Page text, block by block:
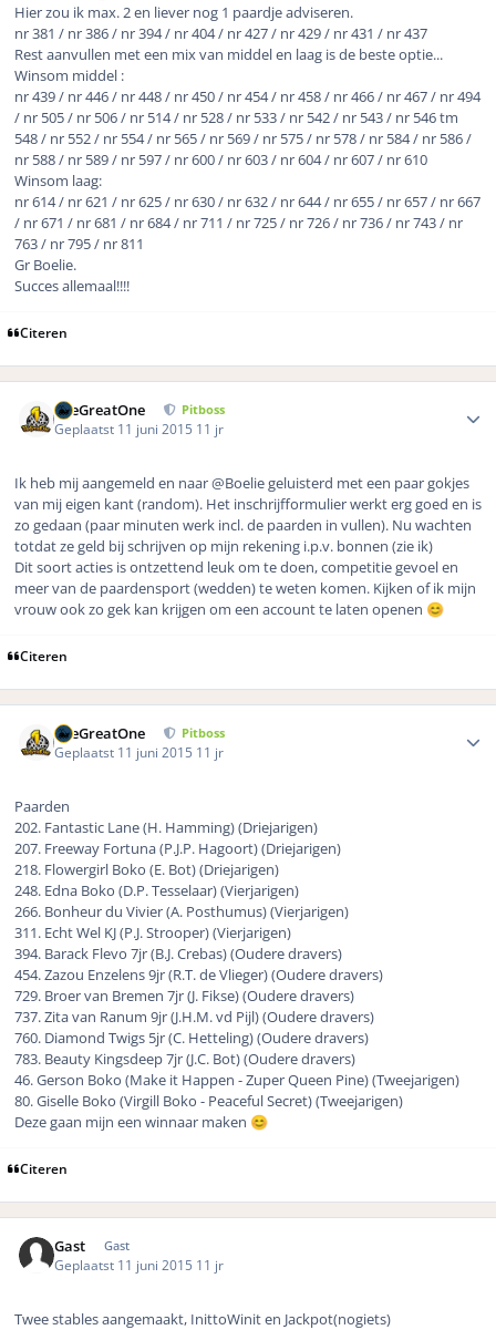
Hier zou ik max. 2 en liever nog 1 paardje adviseren.
nr 381 / nr 386 / nr 394 / nr 404 / nr 427 / nr 429 / nr 431 / nr 437
Rest aanvullen met een mix van middel en laag is de beste optie...
Winsom middel :
nr 439 / nr 446 / nr 448 / nr 450 / nr 454 / nr 458 / nr 466 / nr 467 / nr 494
/ nr 505 / nr 506 / nr 514 / nr 528 / nr 533 / nr 542 / nr 543 / nr 546 tm
548 / nr 552 / nr 554 / nr 565 / nr 569 / nr 575 / nr 578 / nr 584 / nr 586 /
nr 588 / nr 589 / nr 597 / nr 600 / nr 603 / nr 604 / nr 607 / nr 610
Winsom laag:
nr 614 / nr 621 / nr 625 / nr 630 / nr 632 / nr 644 / nr 655 / nr 657 / nr 667
/ nr 671 / nr 681 / nr 684 / nr 711 / nr 725 / nr 726 / nr 736 / nr 743 / nr
763 / nr 795 / nr 811
Gr Boelie.
Succes allemaal!!!!
Citeren
TheGreatOne Pitboss
Geplaatst 11 juni 2015 11 jr
Ik heb mij aangemeld en naar @Boelie geluisterd met een paar gokjes
van mij eigen kant (random). Het inschrijfformulier werkt erg goed en is
zo gedaan (paar minuten werk incl. de paarden in vullen). Nu wachten
totdat ze geld bij schrijven op mijn rekening i.p.v. bonnen (zie ik)
Dit soort acties is ontzettend leuk om te doen, competitie gevoel en
meer van de paardensport (wedden) te weten komen. Kijken of ik mijn
vrouw ook zo gek kan krijgen om een account te laten openen 😊
Citeren
TheGreatOne Pitboss
Geplaatst 11 juni 2015 11 jr
Paarden
202. Fantastic Lane (H. Hamming) (Driejarigen)
207. Freeway Fortuna (P.J.P. Hagoort) (Driejarigen)
218. Flowergirl Boko (E. Bot) (Driejarigen)
248. Edna Boko (D.P. Tesselaar) (Vierjarigen)
266. Bonheur du Vivier (A. Posthumus) (Vierjarigen)
311. Echt Wel KJ (P.J. Strooper) (Vierjarigen)
394. Barack Flevo 7jr (B.J. Crebas) (Oudere dravers)
454. Zazou Enzelens 9jr (R.T. de Vlieger) (Oudere dravers)
729. Broer van Bremen 7jr (J. Fikse) (Oudere dravers)
737. Zita van Ranum 9jr (J.H.M. vd Pijl) (Oudere dravers)
760. Diamond Twigs 5jr (C. Hetteling) (Oudere dravers)
783. Beauty Kingsdeep 7jr (J.C. Bot) (Oudere dravers)
46. Gerson Boko (Make it Happen - Zuper Queen Pine) (Tweejarigen)
80. Giselle Boko (Virgill Boko - Peaceful Secret) (Tweejarigen)
Deze gaan mijn een winnaar maken 😊
Citeren
Gast Gast
Geplaatst 11 juni 2015 11 jr
Twee stables aangemaakt, InittoWinit en Jackpot(nogiets)